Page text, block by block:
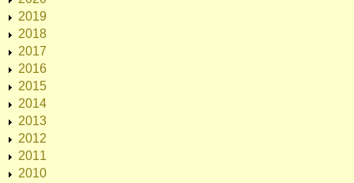
2019
2018
2017
2016
2015
2014
2013
2012
2011
2010